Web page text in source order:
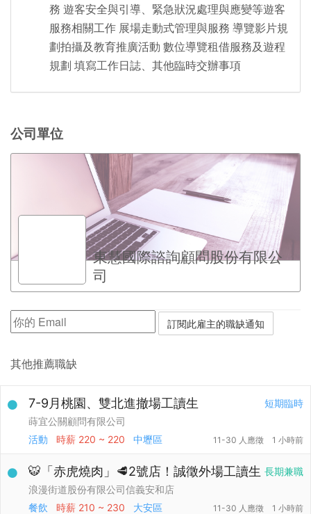
務 遊客安全與引導、緊急狀況處理與應變等遊客
服務相關工作 展場走動式管理與服務 導覽影片規
劃拍攝及教育推廣活動 數位導覽租借服務及遊程
規劃 填寫工作日誌、其他臨時交辦事項
公司單位
東慧國際諮詢顧問股份有限公
司
其他推薦職缺
短期臨時
7-9月桃園、雙北進撤場工讀生
蒔宜公關顧問有限公司
活動
時薪 220 ~ 220 中壢區 11-30 人應徵 1 小時前
長期兼職
🐯「赤虎燒肉」🥩2號店！誠徵外場工讀生
浪漫街道股份有限公司信義安和店
餐飲
時薪 210 ~ 230 大安區 11-30 人應徵 1 小時前